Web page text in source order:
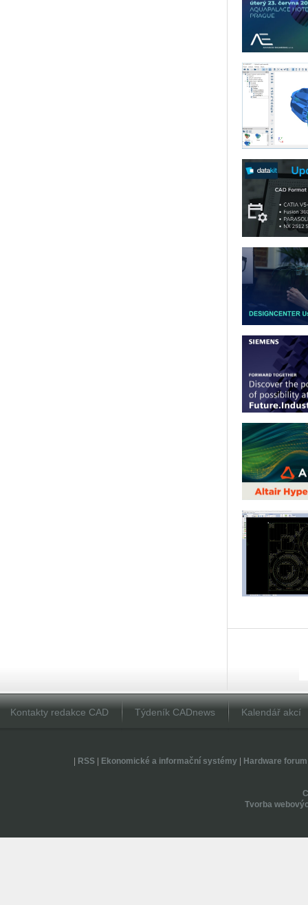
Kontakty redakce CAD Týdeník CADnews Kalendář akcí
RSS| Ekonomické a informační systémy| Hardware forum
Tvorba